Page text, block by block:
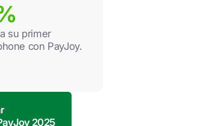
su primer
con PayJoy.
2025